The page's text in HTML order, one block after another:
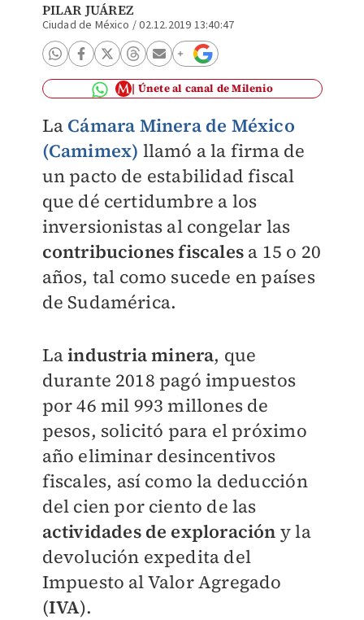
PILAR JUÁREZ
Ciudad de México /02.12.2019 13:40:47
Únete al canal de Milenio
La Cámara Minera de México
(Camimex) llamó a la firma de
un pacto de estabilidad fiscal
que dé certidumbre a los
inversionistas al congelar las
contribuciones fiscales a 15 o 20
años, tal como sucede en países
de Sudamérica.
Laindustria minera, que
durante 2018 pagó impuestos
por 46 mil 993 millones de
pesos, solicitó para el próximo
año eliminar desincentivos
fiscales, así como la deducción
del cien por ciento de las
actividades de exploración y la
devolución expedita del
Impuesto al Valor Agregado
(IVA).